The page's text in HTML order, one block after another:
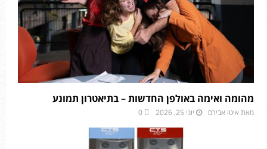
מהומה ואימה באולפן החדשות – בתיאטרון תמונע
מאת איטו אבירם יוני 25, 2026 0